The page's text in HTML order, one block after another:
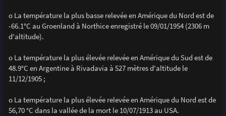
o La température la plus basse relevée en Amérique du Nord est de
-66.1°C au Groenland à Northice enregistré le 09/01/1954 (2306 m
d'altitude).
o La température la plus élevée relevée en Amérique du Sud est de
48.9°C en Argentine à Rivadavia à 527 mètres d'altitude le
11/12/1905 ;
o La température la plus élevée relevée en Amérique du Nord est de
56,70 °C dans la vallée de la mort le 10/07/1913 au USA.